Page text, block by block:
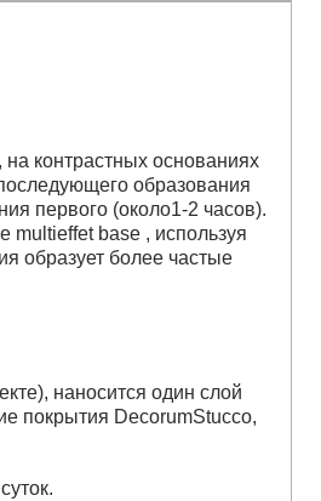
контрастных основаниях
образования
первого (около1-2 часов).
multieffet base , используя
образует более частые
наносится один слой
покрытия DecorumStucco,